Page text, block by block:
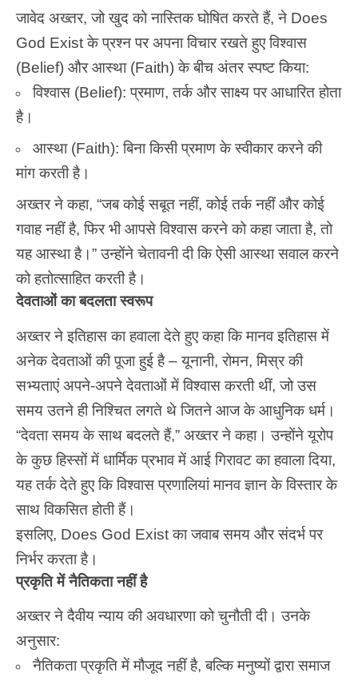
जावेद अख्तर, जो खुद को नास्तिक घोषित करते हैं, ने Does
God Exist के प्रश्न पर अपना विचार रखते हुए विश्वास
(Belief) और आस्था (Faith) के बीच अंतर स्पष्ट किया:
विश्वास (Belief): प्रमाण, तर्क और साक्ष्य पर आधारित होता
है।
आस्था (Faith): बिना किसी प्रमाण के स्वीकार करने की
मांग करती है।
अख्तर ने कहा, “जब कोई सबूत नहीं, कोई तर्क नहीं और कोई
गवाह नहीं है, फिर भी आपसे विश्वास करने को कहा जाता है, तो
यह आस्था है।” उन्होंने चेतावनी दी कि ऐसी आस्था सवाल करने
को हतोत्साहित करती है।
देवताओं का बदलता स्वरूप
अख्तर ने इतिहास का हवाला देते हुए कहा कि मानव इतिहास में
अनेक देवताओं की पूजा हुई है – यूनानी, रोमन, मिस्र की
सभ्यताएं अपने-अपने देवताओं में विश्वास करती थीं, जो उस
समय उतने ही निश्चित लगते थे जितने आज के आधुनिक धर्म।
“देवता समय के साथ बदलते हैं,” अख्तर ने कहा। उन्होंने यूरोप
के कुछ हिस्सों में धार्मिक प्रभाव में आई गिरावट का हवाला दिया,
यह तर्क देते हुए कि विश्वास प्रणालियां मानव ज्ञान के विस्तार के
साथ विकसित होती हैं।
इसलिए, Does God Exist का जवाब समय और संदर्भ पर
निर्भर करता है।
प्रकृति में नैतिकता नहीं है
अख्तर ने दैवीय न्याय की अवधारणा को चुनौती दी। उनके
अनुसार:
नैतिकता प्रकृति में मौजूद नहीं है, बल्कि मनुष्यों द्वारा समाज